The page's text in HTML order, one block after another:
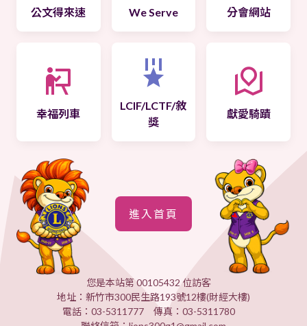
公文得來速 We Serve 分會網站
幸福列車
LCIF/LCTF/敘
獎
獻愛騎蹟
進入首頁
您是本站第 00105432 位訪客
地址：新竹市300民生路193號12樓(財經大樓)
電話：03-5311777 傳真：03-5311780